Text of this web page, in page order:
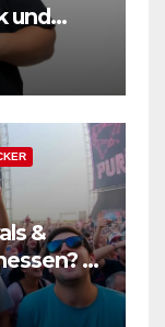
und
aus!
&
–